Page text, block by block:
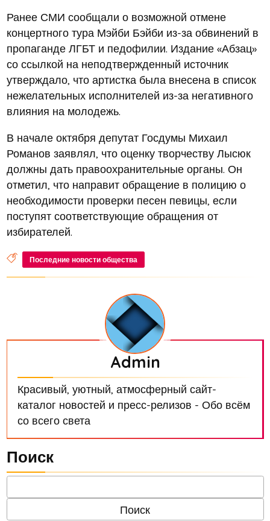
Ранее СМИ сообщали о возможной отмене
концертного тура Мэйби Бэйби из-за обвинений в
пропаганде ЛГБТ и педофилии. Издание «Абзац»
со ссылкой на неподтвержденный источник
утверждало, что артистка была внесена в список
нежелательных исполнителей из-за негативного
влияния на молодежь.
В начале октября депутат Госдумы Михаил
Романов заявлял, что оценку творчеству Лысюк
должны дать правоохранительные органы. Он
отметил, что направит обращение в полицию о
необходимости проверки песен певицы, если
поступят соответствующие обращения от
избирателей.
Последние новости общества
Admin
Красивый, уютный, атмосферный сайт-
каталог новостей и пресс-релизов - Обо всём
со всего света
Поиск